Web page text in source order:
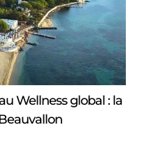
Wellness global : la